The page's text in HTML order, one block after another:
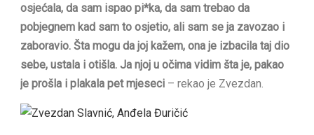
osjećala, da sam ispao pi*ka, da sam trebao da
pobjegnem kad sam to osjetio, ali sam se ja zavozao i
zaboravio. Šta mogu da joj kažem, ona je izbacila taj dio
sebe, ustala i otišla. Ja njoj u očima vidim šta je, pakao
je prošla i plakala pet mjeseci – rekao je Zvezdan.